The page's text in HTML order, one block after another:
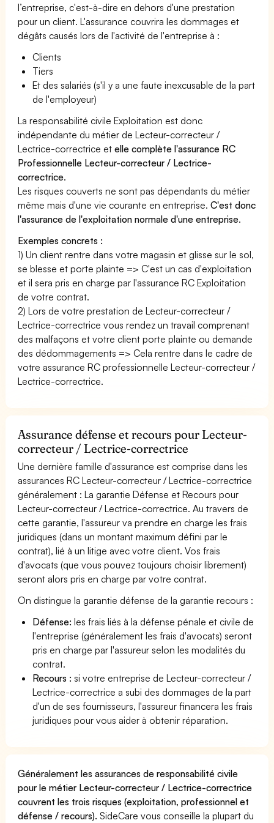
l’entreprise, c'est-à-dire en dehors d'une prestation
pour un client. L'assurance couvrira les dommages et
dégâts causés lors de l'activité de l'entreprise à :
Clients
Tiers
Et des salariés (s'il y a une faute inexcusable de la part
de l'employeur)
La responsabilité civile Exploitation est donc
indépendante du métier de Lecteur-correcteur /
Lectrice-correctrice etelle complète l'assurance RC
Professionnelle Lecteur-correcteur / Lectrice-
correctrice.
Les risques couverts ne sont pas dépendants du métier
même mais d'une vie courante en entreprise.C'est donc
l'assurance de l'exploitation normale d'une entreprise.
Exemples concrets :
1) Un client rentre dans votre magasin et glisse sur le sol,
se blesse et porte plainte => C'est un cas d'exploitation
et il sera pris en charge par l'assurance RC Exploitation
de votre contrat.
2) Lors de votre prestation de Lecteur-correcteur /
Lectrice-correctrice vous rendez un travail comprenant
des malfaçons et votre client porte plainte ou demande
des dédommagements => Cela rentre dans le cadre de
votre assurance RC professionnelle Lecteur-correcteur /
Lectrice-correctrice.
Assurance défense et recours pour Lecteur-
correcteur / Lectrice-correctrice
Une dernière famille d'assurance est comprise dans les
assurances RC Lecteur-correcteur / Lectrice-correctrice
généralement : La garantie Défense et Recours pour
Lecteur-correcteur / Lectrice-correctrice. Au travers de
cette garantie, l'assureur va prendre en charge les frais
juridiques (dans un montant maximum défini par le
contrat), lié à un litige avec votre client. Vos frais
d'avocats (que vous pouvez toujours choisir librement)
seront alors pris en charge par votre contrat.
On distingue la garantie défense de la garantie recours :
Défense: les frais liés à la défense pénale et civile de
l'entreprise (généralement les frais d'avocats) seront
pris en charge par l'assureur selon les modalités du
contrat.
Recours : si votre entreprise de Lecteur-correcteur /
Lectrice-correctrice a subi des dommages de la part
d'un de ses fournisseurs, l'assureur financera les frais
juridiques pour vous aider à obtenir réparation.
Généralement les assurances de responsabilité civile
pour le métier Lecteur-correcteur / Lectrice-correctrice
couvrent les trois risques (exploitation, professionnel et
défense / recours). SideCare vous conseille la plupart du